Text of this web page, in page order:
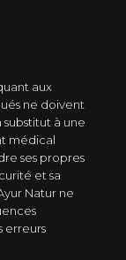
aux
ne doivent
à une
médical
ses propres
et sa
Natur ne
erreurs